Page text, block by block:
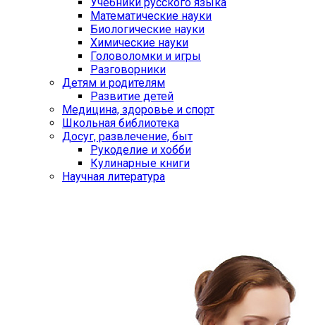
Учебники русского языка
Математические науки
Биологические науки
Химические науки
Головоломки и игры
Разговорники
Детям и родителям
Развитие детей
Медицина, здоровье и спорт
Школьная библиотека
Досуг, развлечение, быт
Рукоделие и хобби
Кулинарные книги
Научная литература